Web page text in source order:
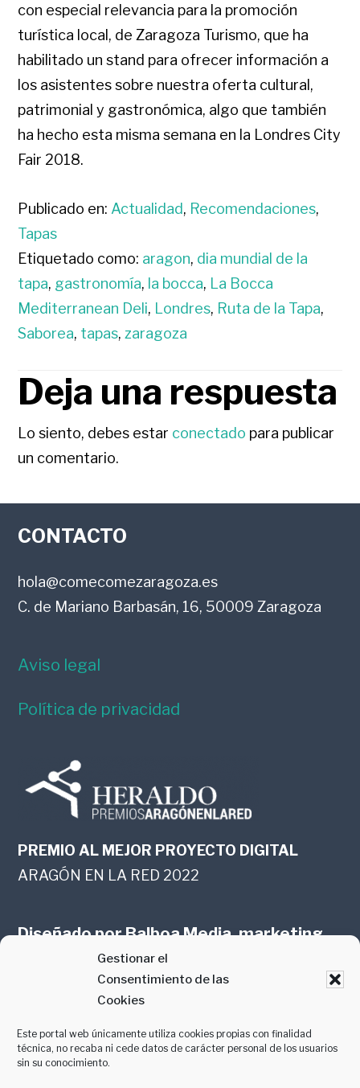
Gestionar el
Consentimiento de las
Cookies
Este portal web únicamente utiliza cookies propias con finalidad
técnica, no recaba ni cede datos de carácter personal de los usuarios
sin su conocimiento.
con especial relevancia para la promoción
turística local, de Zaragoza Turismo, que ha
habilitado un stand para ofrecer información a
los asistentes sobre nuestra oferta cultural,
patrimonial y gastronómica, algo que también
ha hecho esta misma semana en la Londres City
Fair 2018.
Publicado en: Actualidad, Recomendaciones,
Tapas
Etiquetado como: aragon, dia mundial de la
tapa, gastronomía, la bocca, La Bocca
Mediterranean Deli, Londres, Ruta de la Tapa,
Saborea, tapas,zaragoza
INTERACCIONES
CON
LOS
LECTORES
Deja una respuesta
Lo siento, debes estar conectado para publicar
un comentario.
FOOTER
CONTACTO
hola@comecomezaragoza.es
C. de Mariano Barbasán, 16, 50009 Zaragoza
Aviso legal
Política de privacidad
PREMIO AL MEJOR PROYECTO DIGITAL
ARAGÓN EN LA RED 2022
Diseñado porBalboa Media, marketing
online en Zaragoza